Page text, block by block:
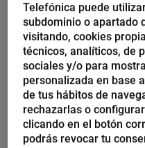
Redes
ofrece la
aplicada a los
P: Las redes
personalizar la
futuro de la
Telefónica puede
subdominio o apartado
visitando, cookies
técnicos, analíticos, de
sociales y/o para
personalizada en base
de tus hábitos de
rechazarlas o
clicando en el botón
podrás revocar tu